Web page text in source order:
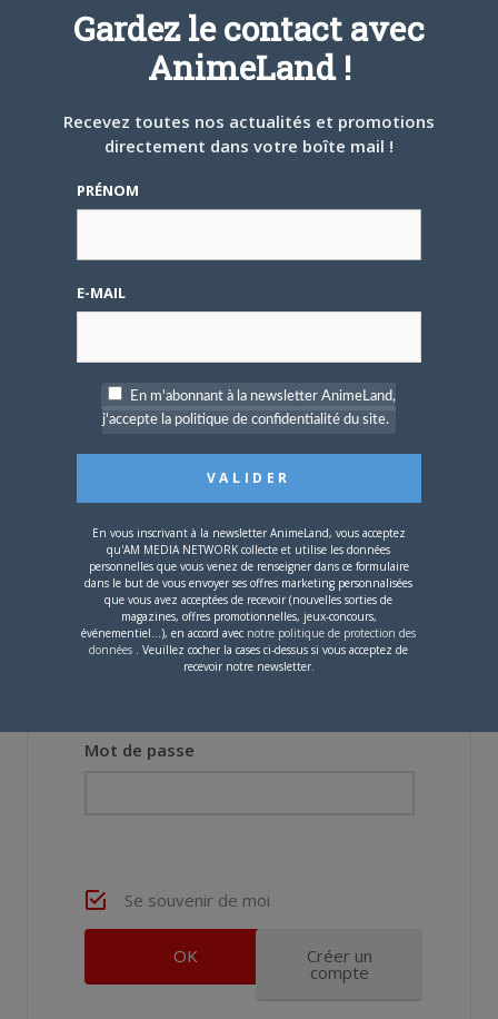
Megalo Box
DEVILS’ LINE
Nom d'utilisateur ou adresse e-mail
Mot de passe
Se souvenir de moi
Créer un
compte
Gardez le contact avec
AnimeLand !
Recevez toutes nos actualités et promotions
directement dans votre boîte mail !
PRÉNOM
E-MAIL
En m'abonnant à la newsletter AnimeLand,
j'accepte la politique de confidentialité du site.
En vous inscrivant à la newsletter AnimeLand, vous acceptez
qu'AM MEDIA NETWORK collecte et utilise les données
personnelles que vous venez de renseigner dans ce formulaire
dans le but de vous envoyer ses offres marketing personnalisées
que vous avez acceptées de recevoir (nouvelles sorties de
magazines, offres promotionnelles, jeux-concours,
événementiel...), en accord avec notre politique de protection des
données . Veuillez cocher la cases ci-dessus si vous acceptez de
recevoir notre newsletter.